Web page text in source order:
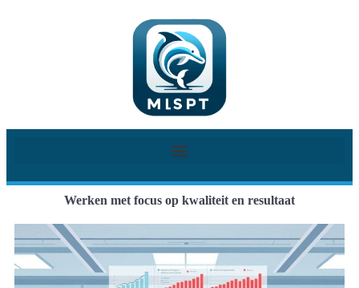
Werken met focus op kwaliteit en resultaat